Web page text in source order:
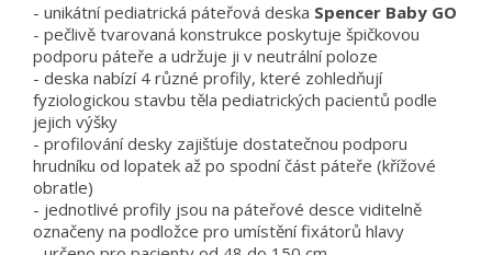
- unikátní pediatrická páteřová deska Spencer Baby GO
- pečlivě tvarovaná konstrukce poskytuje špičkovou
podporu páteře a udržuje ji v neutrální poloze
- deska nabízí 4 různé profily, které zohledňují
fyziologickou stavbu těla pediatrických pacientů podle
jejich výšky
- profilování desky zajišťuje dostatečnou podporu
hrudníku od lopatek až po spodní část páteře (křížové
obratle)
- jednotlivé profily jsou na páteřové desce viditelně
označeny na podložce pro umístění fixátorů hlavy